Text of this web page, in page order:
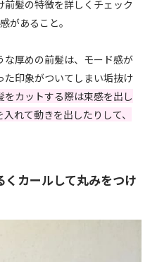
髪の特徴を詳しくチェック
があること。
厚めの前髪は、モード感が
た印象がついてしまい垢抜け
をカットする際は束感を出し
れて動きを出したりして、
カールして丸みをつけ